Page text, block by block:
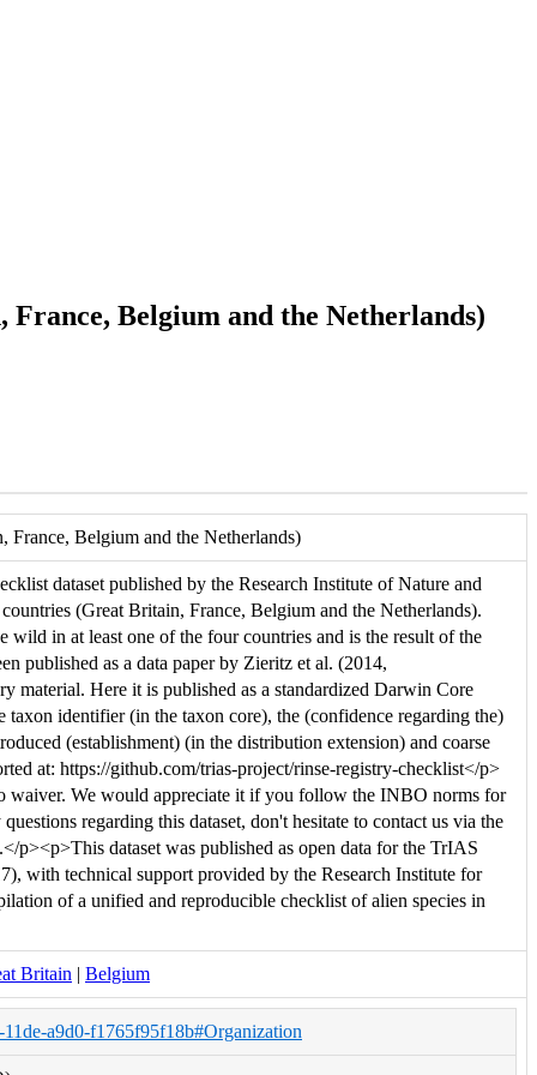
Belgium and the Netherlands)
France, Belgium and the Netherlands)
dataset published by the Research Institute of Nature and
(Great Britain, France, Belgium and the Netherlands).
wild in at least one of the four countries and is the result of the
published as a data paper by Zieritz et al. (2014,
material. Here it is published as a standardized Darwin Core
identifier (in the taxon core), the (confidence regarding the)
(establishment) (in the distribution extension) and coarse
at: https://github.com/trias-project/rinse-registry-checklist</p>
waiver. We would appreciate it if you follow the INBO norms for
regarding this dataset, don't hesitate to contact us via the
dataset was published as open data for the TrIAS
with technical support provided by the Research Institute for
of a unified and reproducible checklist of alien species in
Britain | Belgium
a9d0-f1765f95f18b#Organization